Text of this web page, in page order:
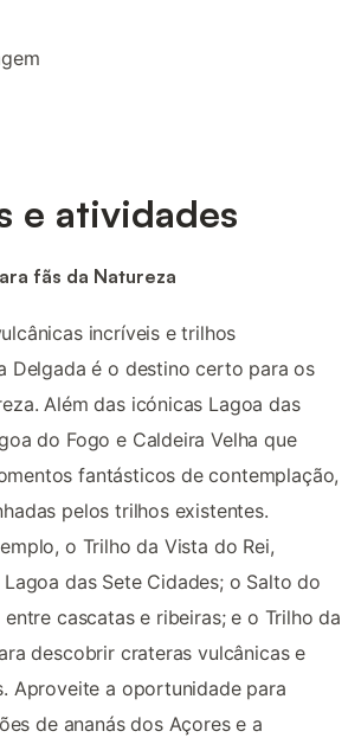
e atividades
fãs da Natureza
incríveis e trilhos
Delgada é o destino certo para os
Além das icónicas Lagoa das
do Fogo e Caldeira Velha que
fantásticos de contemplação,
pelos trilhos existentes.
o Trilho da Vista do Rei,
das Sete Cidades; o Salto do
cascatas e ribeiras; e o Trilho da
descobrir crateras vulcânicas e
Aproveite a oportunidade para
de ananás dos Açores e a